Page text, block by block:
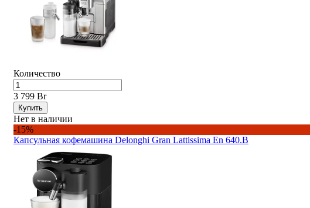
Количество
3 799 Br
Купить
Нет в наличии
-15%
Капсульная кофемашина Delonghi Gran Lattissima En 640.B